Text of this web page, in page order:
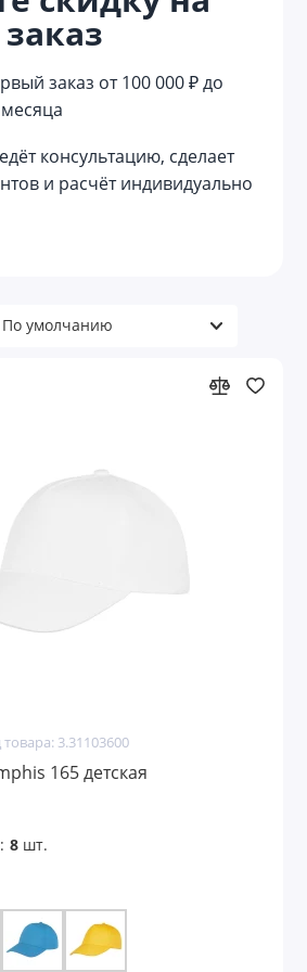
заказ от 100 000 ₽ до
консультацию, сделает
и расчёт индивидуально
одежда
товара: 3.31103600
165 детская
8шт.